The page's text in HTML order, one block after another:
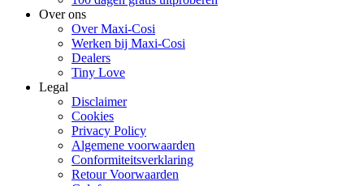
Over ons
Over Maxi-Cosi
Werken bij Maxi-Cosi
Dealers
Tiny Love
Legal
Disclaimer
Cookies
Privacy Policy
Algemene voorwaarden
Conformiteitsverklaring
Retour Voorwaarden